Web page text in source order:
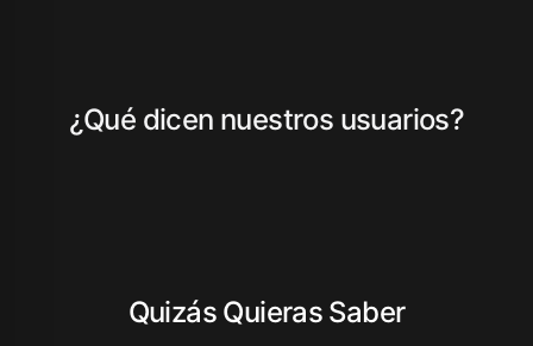
¿Qué dicen nuestros usuarios?
Quizás Quieras Saber